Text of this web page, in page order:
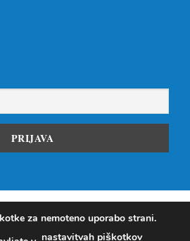
PayPal Stripe MasterCardVisa
Electron
za nemoteno uporabo strani.
nastavitvah piškotkov